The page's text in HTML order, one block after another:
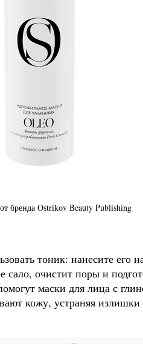
бренда Ostrikov Beauty Publishing
тоник: нанесите его
сало, очистит поры и
маски для лица с
кожу, устраняя